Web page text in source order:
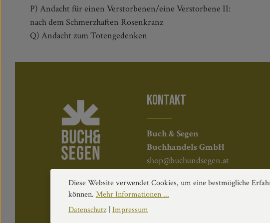
P) Andacht für einen Verstorbenen/eine Verstorbene II:
nach dem Schmerzhaften Rosenkranz
Q) Andacht zum Totengedenken
KONTAKT
Buch & Segen
Buchhandels GmbH
shop@buchundsegen.at
Kapuzinerstraße 84, 4020 Linz
Diese Website verwendet Cookies, um eine bestmögliche
können. Mehr Informationen ...
Datenschutz| Impressum